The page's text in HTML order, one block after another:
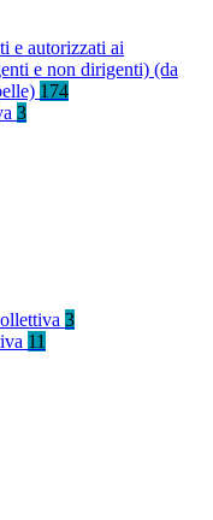
e autorizzati ai
e non dirigenti) (da
174
3
3
11